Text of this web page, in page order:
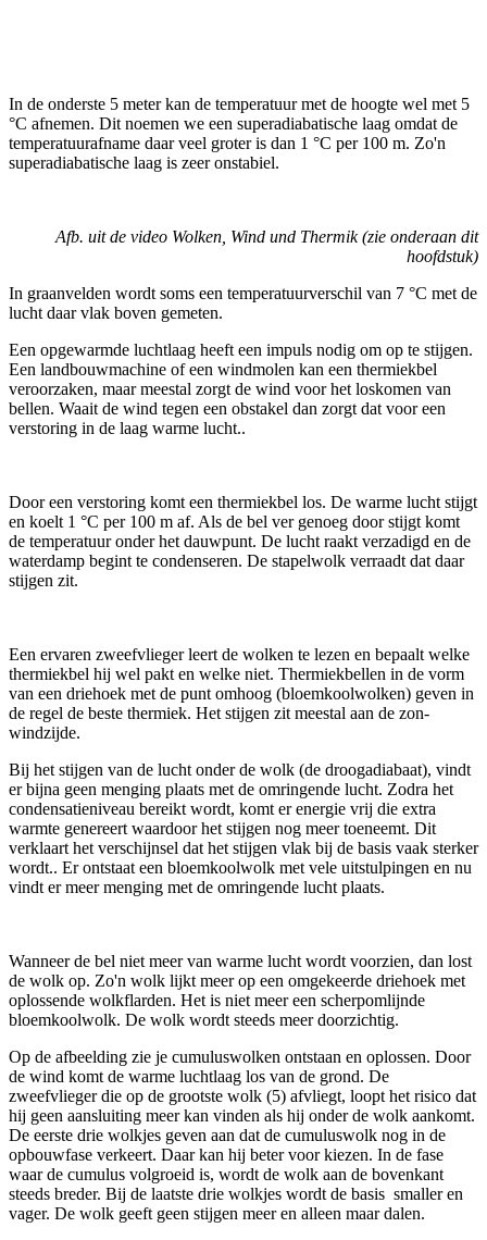
In de onderste 5 meter kan de temperatuur met de hoogte wel met 5
°C afnemen. Dit noemen we een superadiabatische laag omdat de
temperatuurafname daar veel groter is dan 1 °C per 100 m. Zo'n
superadiabatische laag is zeer onstabiel.
Afb. uit de video Wolken, Wind und Thermik (zie onderaan dit
hoofdstuk)
In graanvelden wordt soms een temperatuurverschil van 7 °C met de
lucht daar vlak boven gemeten.
Een opgewarmde luchtlaag heeft een impuls nodig om op te stijgen.
Een landbouwmachine of een windmolen kan een thermiekbel
veroorzaken, maar meestal zorgt de wind voor het loskomen van
bellen. Waait de wind tegen een obstakel dan zorgt dat voor een
verstoring in de laag warme lucht..
Door een verstoring komt een thermiekbel los. De warme lucht stijgt
en koelt 1 °C per 100 m af. Als de bel ver genoeg door stijgt komt
de temperatuur onder het dauwpunt. De lucht raakt verzadigd en de
waterdamp begint te condenseren. De stapelwolk verraadt dat daar
stijgen zit.
Een ervaren zweefvlieger leert de wolken te lezen en bepaalt welke
thermiekbel hij wel pakt en welke niet. Thermiekbellen in de vorm
van een driehoek met de punt omhoog (bloemkoolwolken) geven in
de regel de beste thermiek. Het stijgen zit meestal aan de zon-
windzijde.
Bij het stijgen van de lucht onder de wolk (de droogadiabaat), vindt
er bijna geen menging plaats met de omringende lucht. Zodra het
condensatieniveau bereikt wordt, komt er energie vrij die extra
warmte genereert waardoor het stijgen nog meer toeneemt. Dit
verklaart het verschijnsel dat het stijgen vlak bij de basis vaak sterker
wordt.. Er ontstaat een bloemkoolwolk met vele uitstulpingen en nu
vindt er meer menging met de omringende lucht plaats.
Wanneer de bel niet meer van warme lucht wordt voorzien, dan lost
de wolk op. Zo'n wolk lijkt meer op een omgekeerde driehoek met
oplossende wolkflarden. Het is niet meer een scherpomlijnde
bloemkoolwolk. De wolk wordt steeds meer doorzichtig.
Op de afbeelding zie je cumuluswolken ontstaan en oplossen. Door
de wind komt de warme luchtlaag los van de grond. De
zweefvlieger die op de grootste wolk (5) afvliegt, loopt het risico dat
hij geen aansluiting meer kan vinden als hij onder de wolk aankomt.
De eerste drie wolkjes geven aan dat de cumuluswolk nog in de
opbouwfase verkeert. Daar kan hij beter voor kiezen. In de fase
waar de cumulus volgroeid is, wordt de wolk aan de bovenkant
steeds breder. Bij de laatste drie wolkjes wordt de basis smaller en
vager. De wolk geeft geen stijgen meer en alleen maar dalen.